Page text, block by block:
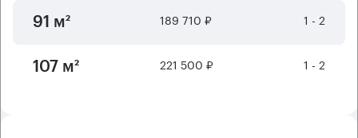
91 м² 189 710 ₽ 1 - 2
107 м² 221 500 ₽ 1 - 2